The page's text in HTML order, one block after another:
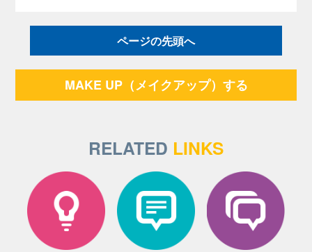
ページの先頭へ
MAKE UP（メイクアップ）する
RELATED LINKS